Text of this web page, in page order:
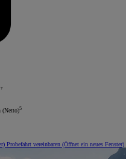
(Netto)5
Probefahrt vereinbaren (Öffnet ein neues Fenster)